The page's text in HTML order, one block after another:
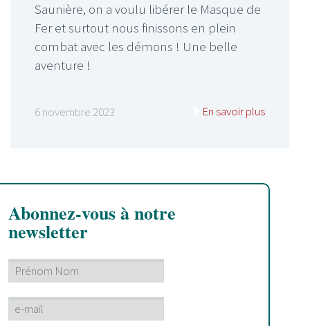
Saunière, on a voulu libérer le Masque de
Fer et surtout nous finissons en plein
combat avec les démons ! Une belle
aventure !
6 novembre 2023 En savoir plus
Abonnez-vous à notre
newsletter